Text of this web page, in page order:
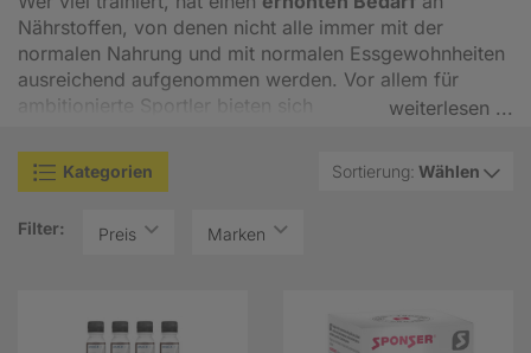
Nährstoffen, von denen nicht alle immer mit der
normalen Nahrung und mit normalen Essgewohnheiten
ausreichend aufgenommen werden. Vor allem für
ambitionierte Sportler bieten sich
dem Körper genau die Nährstoffe zuführen, die er
benötigt, und zwar in genau der richtigen Menge exakt
bestimmten Substanzen gewisse Effekte erzielen, etwa
, ist es ratsam, gleich einen ganzen
Karton davon zu kaufen. Dann haben Sie immer
weiterlesen ...
Sortierung: Wählen
Kategorien
Filter: Preis Marken